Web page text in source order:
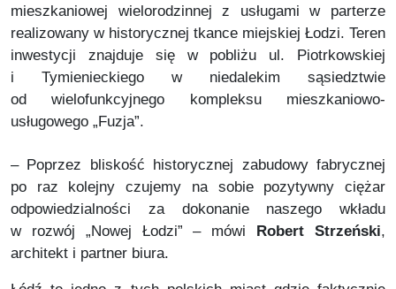
mieszkaniowej wielorodzinnej z usługami w parterze
realizowany w historycznej tkance miejskiej Łodzi. Teren
inwestycji znajduje się w pobliżu ul. Piotrkowskiej
i Tymienieckiego w niedalekim sąsiedztwie
od wielofunkcyjnego kompleksu mieszkaniowo-
usługowego „Fuzja”.
– Poprzez bliskość historycznej zabudowy fabrycznej
po raz kolejny czujemy na sobie pozytywny ciężar
odpowiedzialności za dokonanie naszego wkładu
w rozwój „Nowej Łodzi” – mówi Robert Strzeński,
architekt i partner biura.